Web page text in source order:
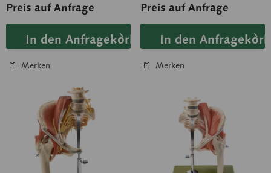
Preis auf Anfrage
In den Anfragekorb
Merken
Preis auf Anfrage
In den Anfragekorb
Merken